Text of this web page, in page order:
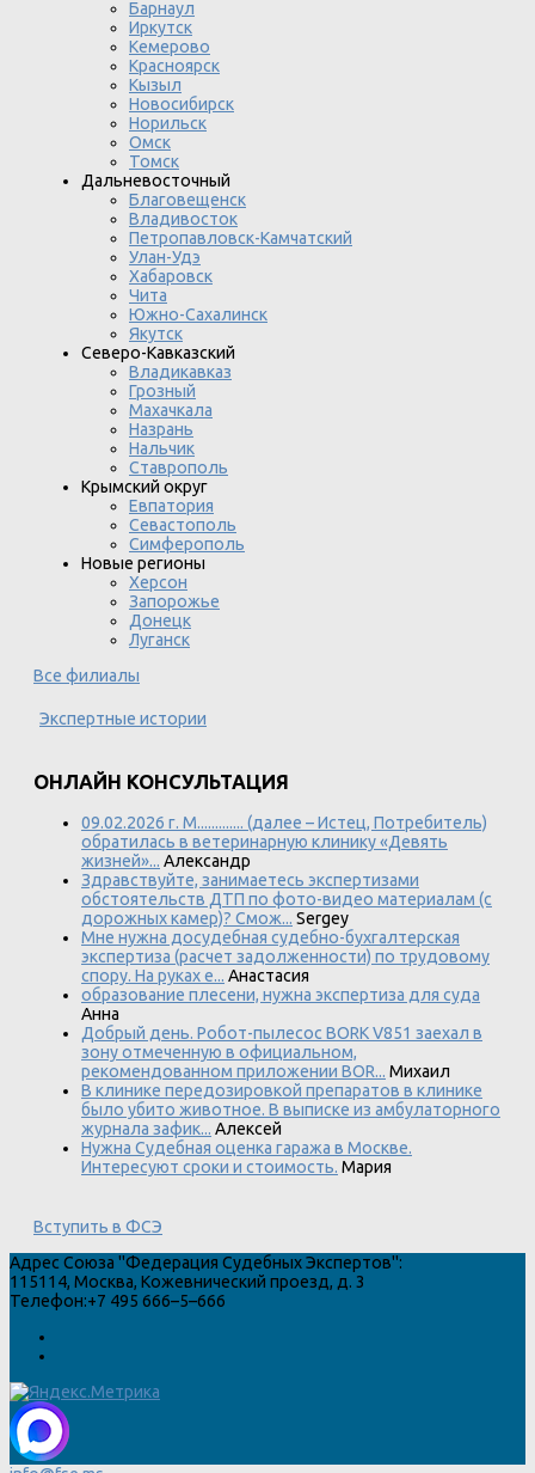
Барнаул
Иркутск
Кемерово
Красноярск
Кызыл
Новосибирск
Норильск
Омск
Томск
Дальневосточный
Благовещенск
Владивосток
Петропавловск-Камчатский
Улан-Удэ
Хабаровск
Чита
Южно-Сахалинск
Якутск
Северо-Кавказский
Владикавказ
Грозный
Махачкала
Назрань
Нальчик
Ставрополь
Крымский округ
Евпатория
Севастополь
Симферополь
Новые регионы
Херсон
Запорожье
Донецк
Луганск
Все филиалы
Экспертные истории
ОНЛАЙН КОНСУЛЬТАЦИЯ
09.02.2026 г. М............. (далее – Истец, Потребитель)
обратилась в ветеринарную клинику «Девять
жизней»... Александр
Здравствуйте, занимаетесь экспертизами
обстоятельств ДТП по фото-видео материалам (с
дорожных камер)? Смож... Sergey
Мне нужна досудебная судебно-бухгалтерская
экспертиза (расчет задолженности) по трудовому
спору. На руках е... Анастасия
образование плесени, нужна экспертиза для суда
Анна
Добрый день. Робот-пылесос BORK V851 заехал в
зону отмеченную в официальном,
рекомендованном приложении BOR... Михаил
В клинике передозировкой препаратов в клинике
было убито животное. В выписке из амбулаторного
журнала зафик... Алексей
Нужна Судебная оценка гаража в Москве.
Интересуют сроки и стоимость. Мария
Вступить в ФСЭ
Адрес Союза "Федерация Судебных Экспертов":
115114, Москва, Кожевнический проезд, д. 3
Телефон:+7 495 666–5–666